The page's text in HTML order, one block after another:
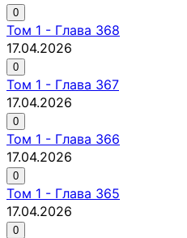
0
Том 1 - Глава 368
17.04.2026
0
Том 1 - Глава 367
17.04.2026
0
Том 1 - Глава 366
17.04.2026
0
Том 1 - Глава 365
17.04.2026
0